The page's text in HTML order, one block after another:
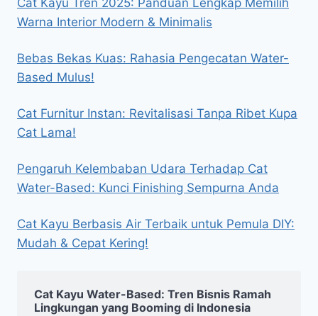
Warna Interior Modern & Minimalis
Bebas Bekas Kuas: Rahasia Pengecatan Water-
Based Mulus!
Cat Furnitur Instan: Revitalisasi Tanpa Ribet Kupa
Cat Lama!
Pengaruh Kelembaban Udara Terhadap Cat
Water-Based: Kunci Finishing Sempurna Anda
Cat Kayu Berbasis Air Terbaik untuk Pemula DIY:
Mudah & Cepat Kering!
Cat Kayu Water-Based: Tren Bisnis Ramah
Lingkungan yang Booming di Indonesia